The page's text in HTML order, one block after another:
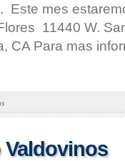
Este mes
11440 W.
CA Para mas
Valdovinos